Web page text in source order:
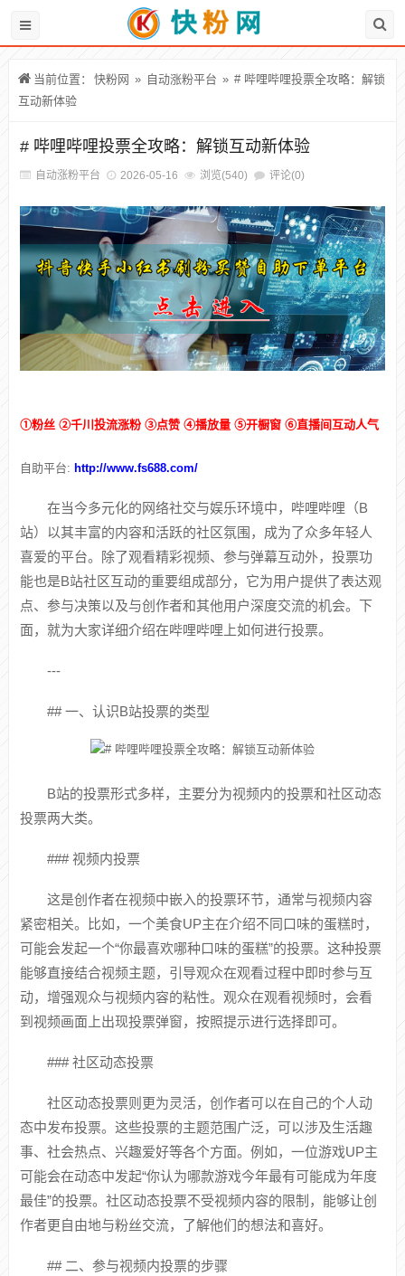
当前位置： 快粉网 » 自动涨粉平台 » # 哔哩哔哩投票全攻略：解锁
互动新体验
# 哔哩哔哩投票全攻略：解锁互动新体验
自动涨粉平台 2026-05-16 浏览(540) 评论(0)
①粉丝 ②千川投流涨粉 ③点赞 ④播放量 ⑤开橱窗 ⑥直播间互动人气
自助平台: http://www.fs688.com/
在当今多元化的网络社交与娱乐环境中，哔哩哔哩（B
站）以其丰富的内容和活跃的社区氛围，成为了众多年轻人
喜爱的平台。除了观看精彩视频、参与弹幕互动外，投票功
能也是B站社区互动的重要组成部分，它为用户提供了表达观
点、参与决策以及与创作者和其他用户深度交流的机会。下
面，就为大家详细介绍在哔哩哔哩上如何进行投票。
---
## 一、认识B站投票的类型
B站的投票形式多样，主要分为视频内的投票和社区动态
投票两大类。
### 视频内投票
这是创作者在视频中嵌入的投票环节，通常与视频内容
紧密相关。比如，一个美食UP主在介绍不同口味的蛋糕时，
可能会发起一个“你最喜欢哪种口味的蛋糕”的投票。这种投票
能够直接结合视频主题，引导观众在观看过程中即时参与互
动，增强观众与视频内容的粘性。观众在观看视频时，会看
到视频画面上出现投票弹窗，按照提示进行选择即可。
### 社区动态投票
社区动态投票则更为灵活，创作者可以在自己的个人动
态中发布投票。这些投票的主题范围广泛，可以涉及生活趣
事、社会热点、兴趣爱好等各个方面。例如，一位游戏UP主
可能会在动态中发起“你认为哪款游戏今年最有可能成为年度
最佳”的投票。社区动态投票不受视频内容的限制，能够让创
作者更自由地与粉丝交流，了解他们的想法和喜好。
## 二、参与视频内投票的步骤